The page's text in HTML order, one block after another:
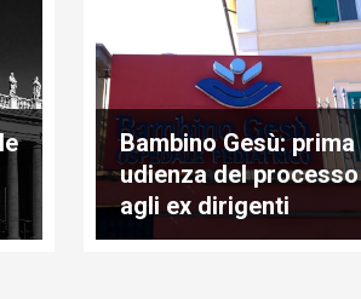
Bambino Gesù: prima
udienza del processo
agli ex dirigenti